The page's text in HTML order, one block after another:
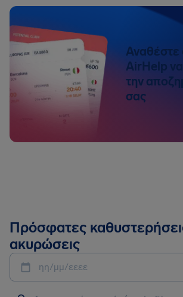
Αναθέστε
AirHelp να
την
σας
Πρόσφατες
ακυρώσεις
ηη/μμ/εεεε